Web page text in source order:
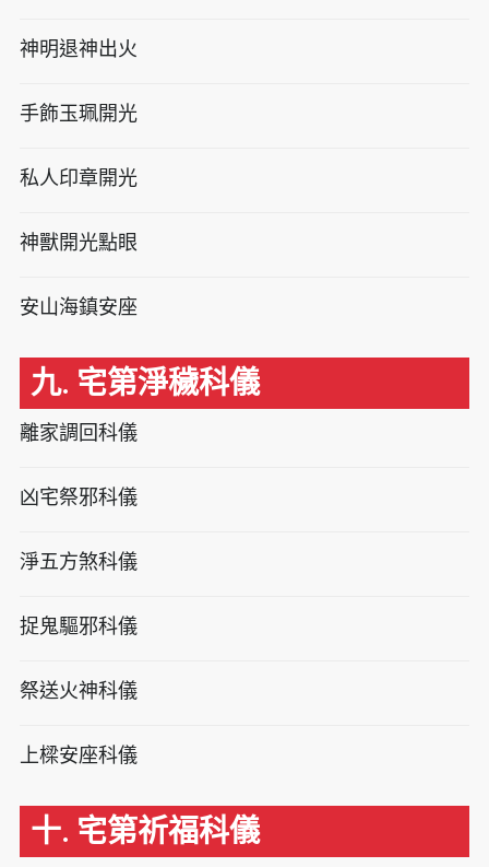
神明退神出火
手飾玉珮開光
私人印章開光
神獸開光點眼
安山海鎮安座
九. 宅第淨穢科儀
離家調回科儀
凶宅祭邪科儀
淨五方煞科儀
捉鬼驅邪科儀
祭送火神科儀
上樑安座科儀
十. 宅第祈福科儀